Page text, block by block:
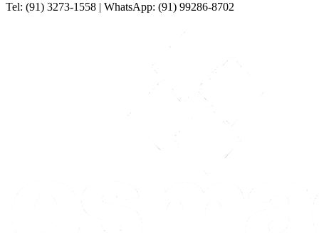
Tel: (91) 3273-1558 | WhatsApp: (91) 99286-8702